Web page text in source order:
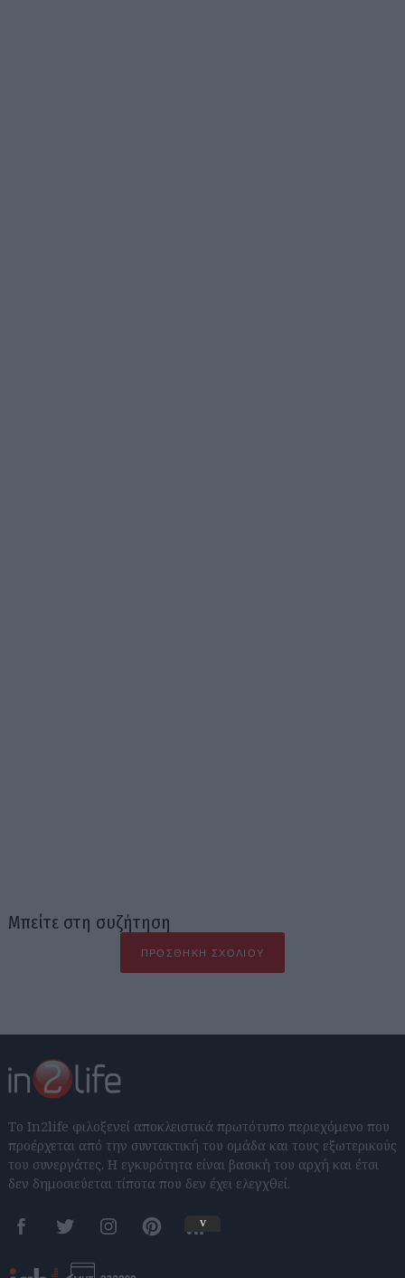
Μπείτε στη συζήτηση
ΠΡΟΣΘΉΚΗ ΣΧΟΛΊΟΥ
Το In2life φιλοξενεί αποκλειστικά πρωτότυπο περιεχόμενο που
προέρχεται από την συντακτική του ομάδα και τους εξωτερικούς
του συνεργάτες. Η εγκυρότητα είναι βασική του αρχή και έτσι
δεν δημοσιεύεται τίποτα που δεν έχει ελεγχθεί.
FacebookTwitter InstagramPinterestRSS feeds
v